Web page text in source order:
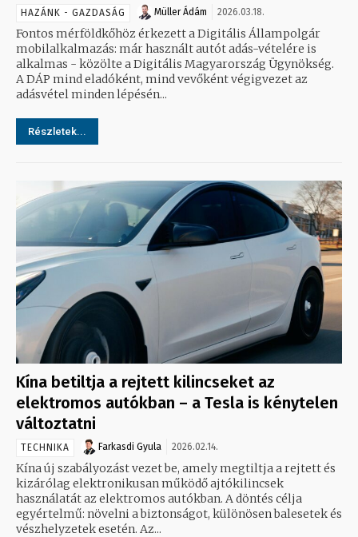
HAZÁNK - GAZDASÁG Müller Ádám 2026.03.18.
Fontos mérföldkőhöz érkezett a Digitális Állampolgár
mobilalkalmazás: már használt autót adás-vételére is
alkalmas - közölte a Digitális Magyarország Ügynökség.
A DÁP mind eladóként, mind vevőként végigvezet az
adásvétel minden lépésén...
Részletek...
Kína betiltja a rejtett kilincseket az
elektromos autókban – a Tesla is kénytelen
változtatni
TECHNIKA Farkasdi Gyula 2026.02.14.
Kína új szabályozást vezet be, amely megtiltja a rejtett és
kizárólag elektronikusan működő ajtókilincsek
használatát az elektromos autókban. A döntés célja
egyértelmű: növelni a biztonságot, különösen balesetek és
vészhelyzetek esetén. Az...